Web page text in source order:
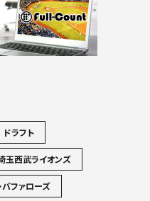
ドラフト
玉西武ライオンズ
バファローズ